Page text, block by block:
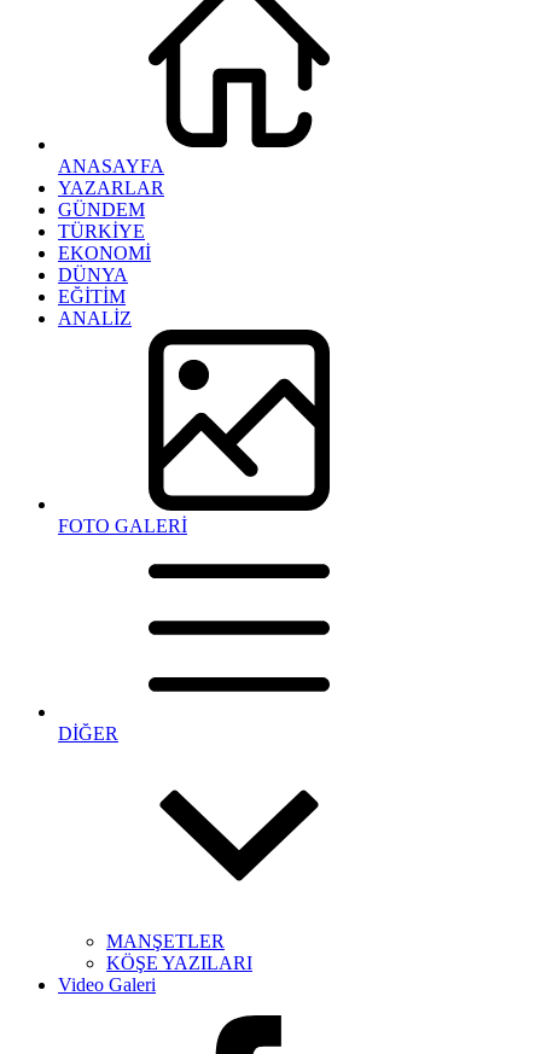
ANASAYFA
YAZARLAR
GÜNDEM
TÜRKİYE
EKONOMİ
DÜNYA
EĞİTİM
ANALİZ
FOTO GALERİ
DİĞER
MANŞETLER
KÖŞE YAZILARI
Video Galeri